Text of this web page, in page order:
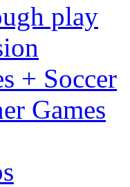
play
+ Soccer
Games